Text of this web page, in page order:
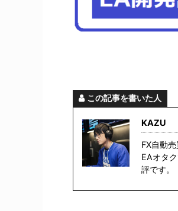
この記事を書いた人
KAZU
FX自動
EAオタ
評です。